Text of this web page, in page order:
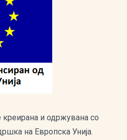
креирана и одржувана со
на Европска Унија.